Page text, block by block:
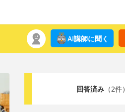
AI講師に聞く
回答済み（2件）